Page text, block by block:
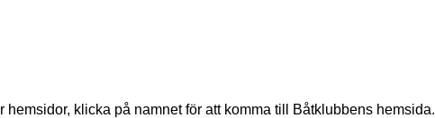
klicka på namnet för att komma till Båtklubbens hemsida.